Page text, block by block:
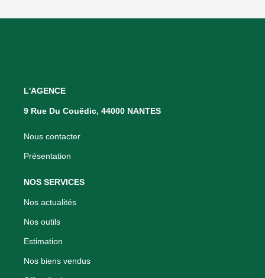
L'AGENCE
9 Rue Du Couëdic, 44000 NANTES
Nous contacter
Présentation
NOS SERVICES
Nos actualités
Nos outils
Estimation
Nos biens vendus